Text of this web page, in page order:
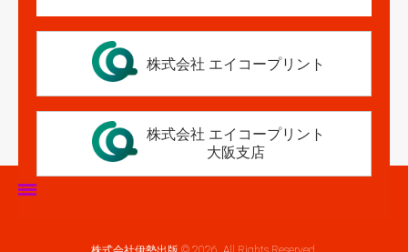
株式会社 エイコープリント
株式会社 エイコープリント
大阪支店